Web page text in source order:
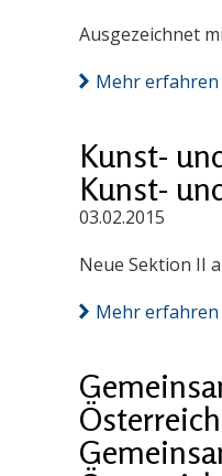
Ausgezeichnet
Mehr erfahren
Kunst-
Kunst-
03.02.2015
Neue Sektion II
Mehr erfahren